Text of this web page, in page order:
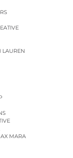
LAUREN
MARA